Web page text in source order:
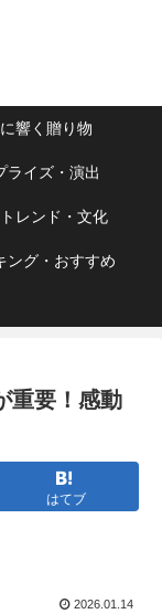
響く贈り物
ライズ・演出
レンド・文化
ング・おすすめ
重要！感動
はてブ
2026.01.14